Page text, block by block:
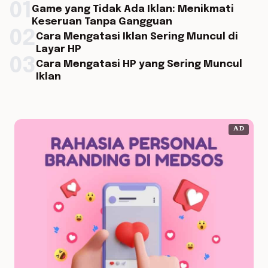
Game yang Tidak Ada Iklan: Menikmati
Keseruan Tanpa Gangguan
Cara Mengatasi Iklan Sering Muncul di
Layar HP
Cara Mengatasi HP yang Sering Muncul
Iklan
AD